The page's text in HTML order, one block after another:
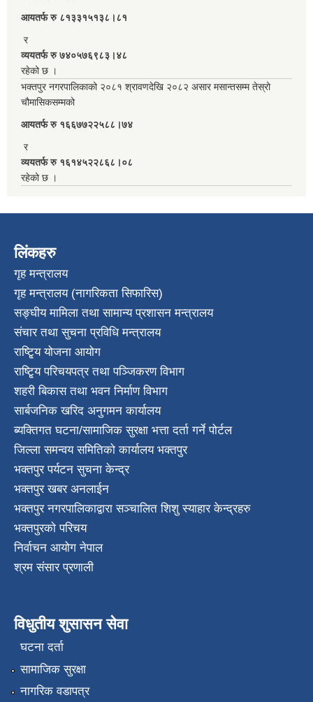
आयतर्फ रु‌ ८१३३१५१३८।८१
र
व्ययतर्फ रु ७४०५७६९८३।४८
रहेको छ ।
भक्तपुर नगरपालिकाको २०८१ श्रावणदेखि २०८२ असार मसान्तसम्म तेस्रो
चौमासिकसम्मको
आयतर्फ रु‌ १६६७७२२५८८।७४
र
व्ययतर्फ रु १६१४५२२८६८।०८
रहेको छ ।
लिंकहरु
गृह मन्त्रालय
गृह मन्त्रालय (नागरिकता सिफारिस)
सङ्घीय मामिला तथा सामान्य प्रशासन मन्त्रालय
संचार तथा सुचना प्रविधि मन्त्रालय
राष्टि्ृय योजना आयोग
राष्टि्ृय परिचयपत्र तथा पञ्जिकरण विभाग
शहरी बिकास तथा भवन निर्माण विभाग
सार्बजनिक खरिद अनुगमन कार्यालय
ब्यक्तिगत घटना/सामाजिक सुरक्षा भत्ता दर्ता गर्ने पोर्टल
जिल्ला समन्वय समितिको कार्यालय भक्तपुर
भक्तपुर पर्यटन सुचना केन्द्र
भक्तपुर खबर अनलाईन
भक्तपुर नगरपालिकाद्वारा सञ्चालित शिशु स्याहार केन्द्रहरु
भक्तपुरकाे परिचय
निर्वाचन आयोग नेपाल
श्रम संसार प्रणाली
विधुतीय शुसासन सेवा
घटना दर्ता
सामाजिक सुरक्षा
नागरिक वडापत्र